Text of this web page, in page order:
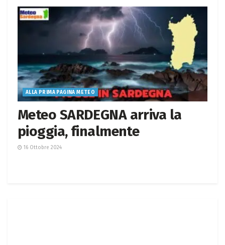
ALLA PRIMA PAGINA METEO
Meteo SARDEGNA arriva la
pioggia, finalmente
16 Ottobre 2024